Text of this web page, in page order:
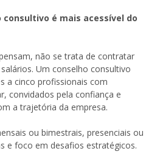
é mais acessível do
não se trata de contratar
Um conselho consultivo
a cinco profissionais com
convidados pela confiança e
a trajetória da empresa.
ou bimestrais, presenciais ou
e foco em desafios estratégicos.